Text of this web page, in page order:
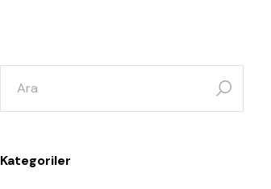
Kategoriler